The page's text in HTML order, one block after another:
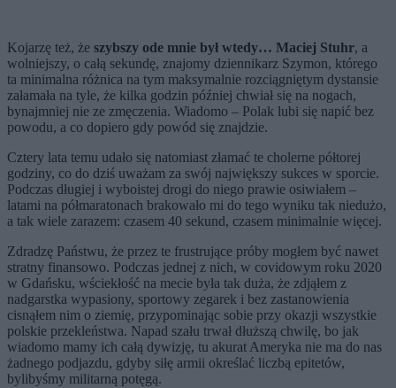
Kojarzę też, że szybszy ode mnie był wtedy… Maciej Stuhr, a
wolniejszy, o całą sekundę, znajomy dziennikarz Szymon, którego
ta minimalna różnica na tym maksymalnie rozciągniętym dystansie
załamała na tyle, że kilka godzin później chwiał się na nogach,
bynajmniej nie ze zmęczenia. Wiadomo – Polak lubi się napić bez
powodu, a co dopiero gdy powód się znajdzie.
Cztery lata temu udało się natomiast złamać te cholerne półtorej
godziny, co do dziś uważam za swój największy sukces w sporcie.
Podczas długiej i wyboistej drogi do niego prawie osiwiałem –
latami na półmaratonach brakowało mi do tego wyniku tak niedużo,
a tak wiele zarazem: czasem 40 sekund, czasem minimalnie więcej.
Zdradzę Państwu, że przez te frustrujące próby mogłem być nawet
stratny finansowo. Podczas jednej z nich, w covidowym roku 2020
w Gdańsku, wściekłość na mecie była tak duża, że zdjąłem z
nadgarstka wypasiony, sportowy zegarek i bez zastanowienia
cisnąłem nim o ziemię, przypominając sobie przy okazji wszystkie
polskie przekleństwa. Napad szału trwał dłuższą chwilę, bo jak
wiadomo mamy ich całą dywizję, tu akurat Ameryka nie ma do nas
żadnego podjazdu, gdyby siłę armii określać liczbą epitetów,
bylibyśmy militarną potęgą.